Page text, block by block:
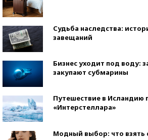
Судьба наследства:
завещаний
Бизнес уходит под воду:
закупают субмарины
Путешествие в Исландию
«Интерстеллара»
Модный выбор: что взять